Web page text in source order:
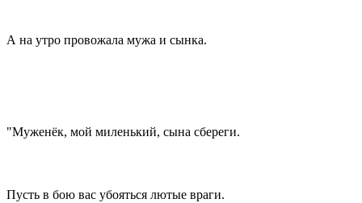
А на утро провожала мужа и сынка.
"Муженёк, мой миленький, сына сбереги.
Пусть в бою вас убояться лютые враги.